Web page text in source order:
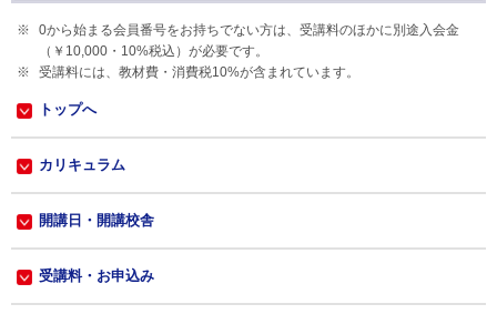
0から始まる会員番号をお持ちでない方は、受講料のほかに別途入会金
（￥10,000・ 10%税込）が必要です。
受講料には、教材費・消費税10%が含まれています。
トップへ
カリキュラム
開講日・開講校舎
受講料・お申込み